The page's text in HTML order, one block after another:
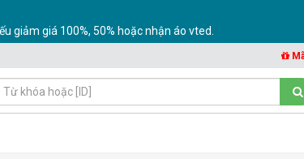
giảm giá 100%, 50% hoặc nhận áo vted.